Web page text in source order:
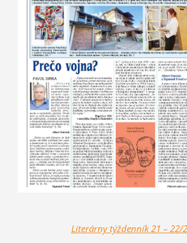
Literárny týždenník 21 – 22/